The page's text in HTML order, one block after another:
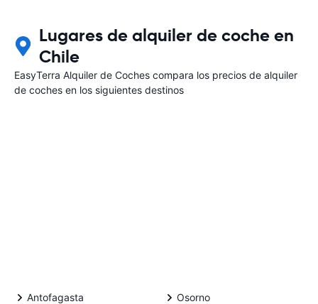
Lugares de alquiler de coche en
Chile
EasyTerra Alquiler de Coches compara los precios de alquiler
de coches en los siguientes destinos
Antofagasta
Osorno